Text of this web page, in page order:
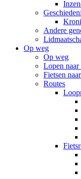
Andere
Op weg
Op weg
Lopen naar
Fietsen
Routes